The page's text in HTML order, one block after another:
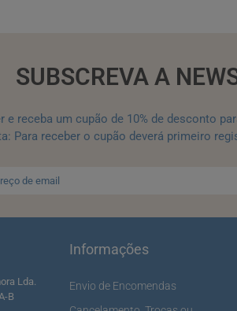
SUBSCREVA A
e receba um cupão de 10% de desconto
Para receber o cupão deverá primeiro
Lda.
B
Informações
Envio de Encomendas